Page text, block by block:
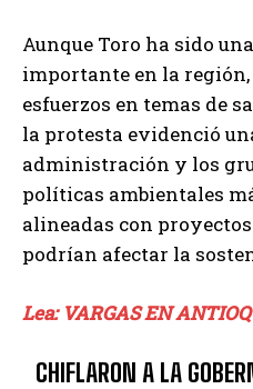
Aunque Toro ha sido
importante en la
esfuerzos en temas de
la protesta evidenció
administración y los
políticas ambientales
alineadas con
podrían afectar la
Lea: VARGAS EN
CHIFLARON A LA